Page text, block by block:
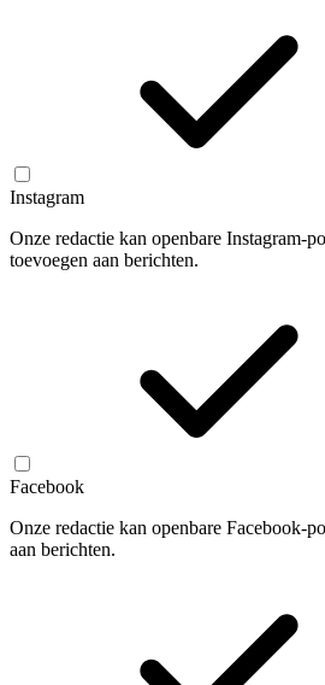
Instagram
Onze redactie kan openbare Instagram-
toevoegen aan berichten.
Facebook
Onze redactie kan openbare Facebook-
aan berichten.